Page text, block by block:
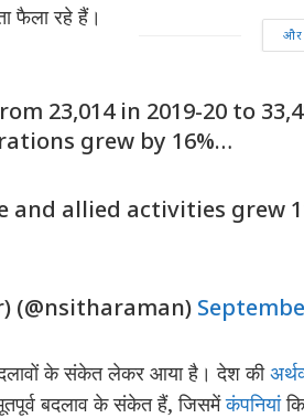
और
फैला रहे हैं।
23,014 in 2019-20 to
grew by 16%…
allied activities grew
(@nsitharaman)
के संकेत लेकर आया है। देश की
बदलाव के संकेत हैं, जिसमेंकंपनियां